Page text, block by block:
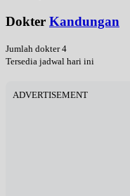
Dokter Kandungan
Jumlah dokter 4
Tersedia jadwal hari ini
ADVERTISEMENT